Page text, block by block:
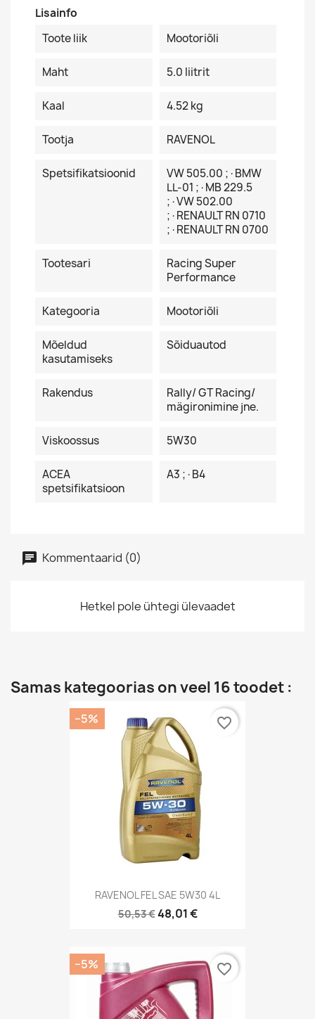
Lisainfo
Toote liik
Mootoriõli
Maht 5.0 Iiitrit
Kaal 4.52 kg
Tootja RAVENOL
Spetsifikatsioonid
VW 505.00 ;·BMW
LL-01 ;·MB 229.5
;·VW 502.00
;·RENAULT RN 0710
;·RENAULT RN 0700
Tootesari
Racing Super
Performance
Kategooria Mootoriõli
Mõeldud
kasutamiseks
Sõiduautod
Rakendus
Rally/ GT Racing/
mägironimine jne.
Viskoossus 5W30
ACEA
spetsifikatsioon
A3 ;·B4
Kommentaarid (0)
Hetkel pole ühtegi ülevaadet
Samas kategoorias on veel 16 toodet :
RAVENOL FEL SAE 5W30 4L
50,53 €48,01 €
−5% favorite_border
−5% favorite_border